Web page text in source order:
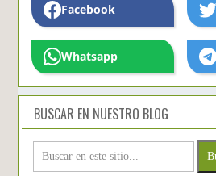
Facebook
Whatsapp
BUSCAR EN NUESTRO BLOG